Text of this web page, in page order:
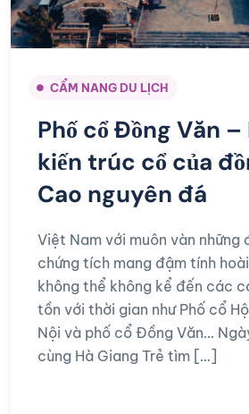
CẨM NANG DU LỊCH
Phố cổ Đồng Văn
kiến trúc cổ của
Cao nguyên đá
Việt Nam với muôn vàn những
chứng tích mang đậm tính
không thể không kể đến các
tồn với thời gian như Phố cổ
Nội và phố cổ Đồng Văn…
cùng Hà Giang Trẻ tìm […]